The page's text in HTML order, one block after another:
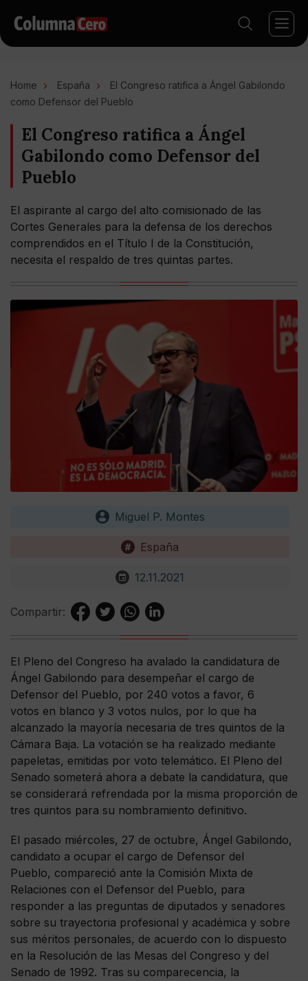
Home España
El Congreso ratifica a Ángel Gabilondo
como Defensor del Pueblo
El Congreso ratifica a Ángel
Gabilondo como Defensor del
Pueblo
El aspirante al cargo del alto comisionado de las
Cortes Generales para la defensa de los derechos
comprendidos en el Título I de la Constitución,
necesita el respaldo de tres quintas partes.
Miguel P. Montes
España
12.11.2021
Compartir:
El Pleno del Congreso ha avalado la candidatura de
Ángel Gabilondo para desempeñar el cargo de
Defensor del Pueblo, por 240 votos a favor, 6
votos en blanco y 3 votos nulos, por lo que ha
alcanzado la mayoría necesaria de tres quintos de la
Cámara Baja. La votación se ha realizado mediante
papeletas, emitidas por voto telemático. El Pleno del
Senado someterá ahora a debate la candidatura, que
se considerará refrendada por la misma proporción de
tres quintos para su nombramiento definitivo.
El pasado miércoles, 27 de octubre, Ángel Gabilondo,
candidato a ocupar el cargo de Defensor del
Pueblo, compareció ante la Comisión Mixta de
Relaciones con el Defensor del Pueblo, para
responder a las preguntas de diputados y senadores
sobre su trayectoria profesional y académica y sobre
sus méritos personales, de acuerdo con lo dispuesto
en la Resolución de las Mesas del Congreso y del
Senado de 1992. Tras su comparecencia, la